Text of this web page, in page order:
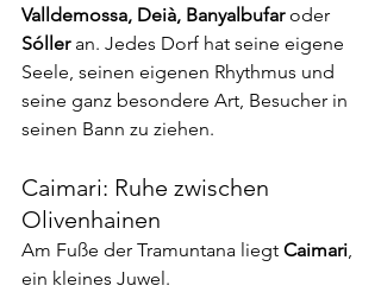
Valldemossa, Deià, Banyalbufar oder
Sóller an. Jedes Dorf hat seine eigene
Seele, seinen eigenen Rhythmus und
seine ganz besondere Art, Besucher in
seinen Bann zu ziehen.
Caimari: Ruhe zwischen
Olivenhainen
Am Fuße der Tramuntana liegt Caimari,
ein kleines Juwel.